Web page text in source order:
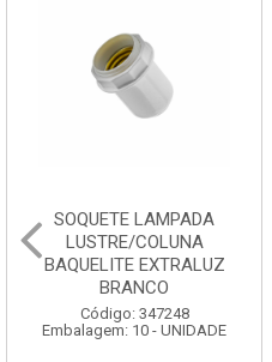
SOQUETE LAMPADA
LUSTRE/COLUNA
BAQUELITE EXTRALUZ
BRANCO
Código: 347248
Embalagem: 10 - UNIDADE